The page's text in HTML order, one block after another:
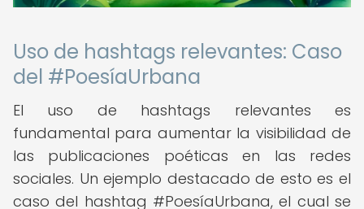
Uso de hashtags relevantes: Caso
del #PoesíaUrbana
El uso de hashtags relevantes es
fundamental para aumentar la visibilidad de
las publicaciones poéticas en las redes
sociales. Un ejemplo destacado de esto es el
caso del hashtag #PoesíaUrbana, el cual se